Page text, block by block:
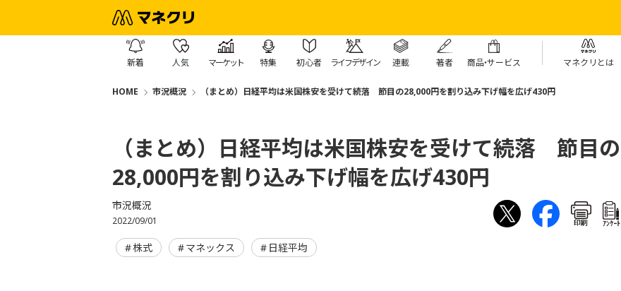
新着 人気 マーケット 特集 初心者 ライフデザイン 連載 著者 商品・サービス マネクリとは
HOME 市況概況 （まとめ）日経平均は米国株安を受けて続落 節目の28,000円を割り込み下げ幅を広げ430円
（まとめ）日経平均は米国株安を受けて続落 節目の
28,000円を割り込み下げ幅を広げ430円
市況概況
2022/09/01 印刷 ｱﾝｹｰﾄ
株式 マネックス 日経平均